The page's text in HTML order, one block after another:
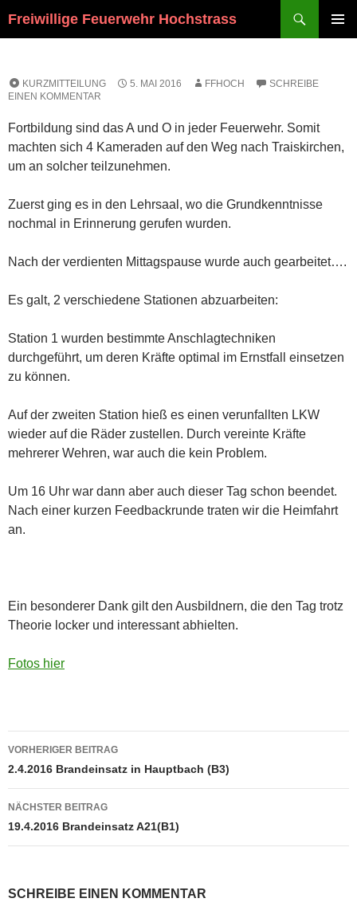
Freiwillige Feuerwehr Hochstrass
KURZMITTEILUNG 5. MAI 2016 FFHOCH
SCHREIBE
EINEN KOMMENTAR
Fortbildung sind das A und O in jeder Feuerwehr. Somit
machten sich 4 Kameraden auf den Weg nach Traiskirchen,
um an solcher teilzunehmen.
Zuerst ging es in den Lehrsaal, wo die Grundkenntnisse
nochmal in Erinnerung gerufen wurden.
Nach der verdienten Mittagspause wurde auch gearbeitet….
Es galt, 2 verschiedene Stationen abzuarbeiten:
Station 1 wurden bestimmte Anschlagtechniken
durchgeführt, um deren Kräfte optimal im Ernstfall einsetzen
zu können.
Auf der zweiten Station hieß es einen verunfallten LKW
wieder auf die Räder zustellen. Durch vereinte Kräfte
mehrerer Wehren, war auch die kein Problem.
Um 16 Uhr war dann aber auch dieser Tag schon beendet.
Nach einer kurzen Feedbackrunde traten wir die Heimfahrt
an.
Ein besonderer Dank gilt den Ausbildnern, die den Tag trotz
Theorie locker und interessant abhielten.
Fotos hier
Beitragsnavigation
VORHERIGER BEITRAG
2.4.2016 Brandeinsatz in Hauptbach (B3)
NÄCHSTER BEITRAG
19.4.2016 Brandeinsatz A21(B1)
SCHREIBE EINEN KOMMENTAR